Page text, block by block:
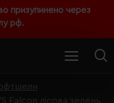
призупинено через
рф.
Falcon лісова зелень